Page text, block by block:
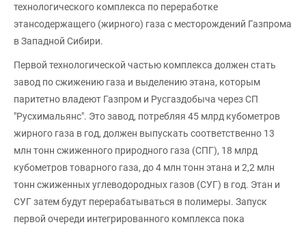
технологического комплекса по переработке
этансодержащего (жирного) газа с месторождений Газпрома
в Западной Сибири.
Первой технологической частью комплекса должен стать
завод по сжижению газа и выделению этана, которым
паритетно владеют Газпром и Русгаздобыча через СП
"Русхимальянс". Это завод, потребляя 45 млрд кубометров
жирного газа в год, должен выпускать соответственно 13
млн тонн сжиженного природного газа (СПГ), 18 млрд
кубометров товарного газа, до 4 млн тонн этана и 2,2 млн
тонн сжиженных углеводородных газов (СУГ) в год. Этан и
СУГ затем будут перерабатываться в полимеры. Запуск
первой очереди интегрированного комплекса пока